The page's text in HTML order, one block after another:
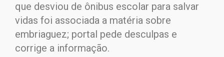
que desviou de ônibus escolar para salvar
vidas foi associada a matéria sobre
embriaguez; portal pede desculpas e
corrige a informação.